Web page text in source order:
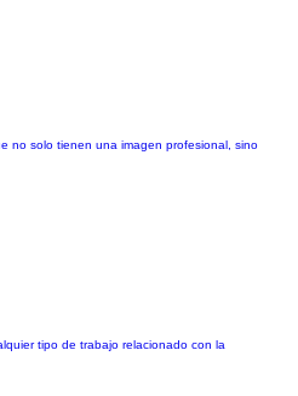
no solo tienen una imagen profesional, sino
tipo de trabajo relacionado con la